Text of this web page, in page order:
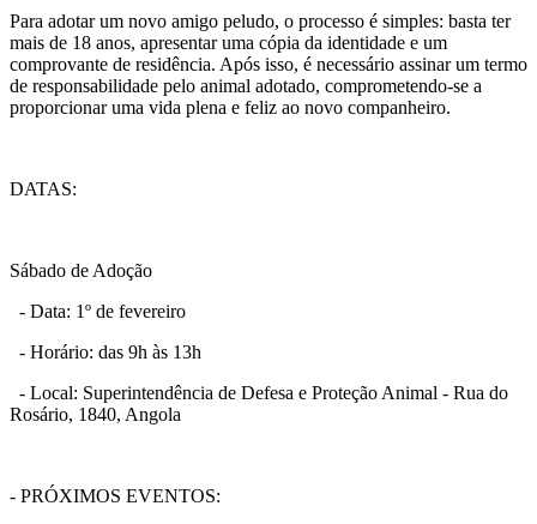
Para adotar um novo amigo peludo, o processo é simples: basta ter
mais de 18 anos, apresentar uma cópia da identidade e um
comprovante de residência. Após isso, é necessário assinar um termo
de responsabilidade pelo animal adotado, comprometendo-se a
proporcionar uma vida plena e feliz ao novo companheiro.
DATAS:
Sábado de Adoção
- Data: 1º de fevereiro
- Horário: das 9h às 13h
- Local: Superintendência de Defesa e Proteção Animal - Rua do
Rosário, 1840, Angola
- PRÓXIMOS EVENTOS: